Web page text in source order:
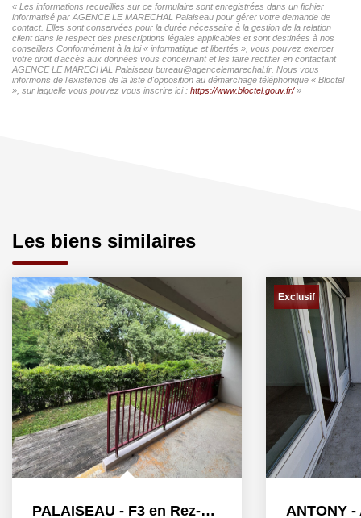
« Les informations recueillies sur ce formulaire sont enregistrées dans un fichier
informatisé par AGENCE LE MARECHAL Palaiseau pour gérer votre demande de
contact. Elles sont conservées pour la durée nécessaire à la gestion de la relation
client dans le respect des prescriptions légales applicables et sont destinées à nos
conseillers Conformément à la loi « informatique et libertés », vous pouvez exercer
votre droit d'accès aux données vous concernant et les faire rectifier en contactant
AGENCE LE MARECHAL Palaiseau bureau@agencelemarechal.fr. Nous vous
informons de l'existence de la liste d'opposition au démarchage téléphonique « Bloctel
», sur laquelle vous pouvez vous inscrire ici : https://www.bloctel.gouv.fr/»
Les biens similaires
PALAISEAU - F3 en Rez-de-jardin
Exclusif